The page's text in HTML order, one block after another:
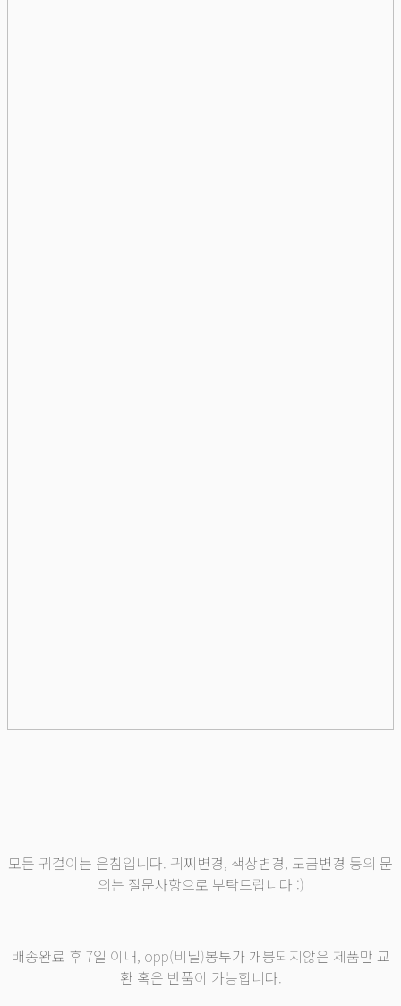
모든 귀걸이는 은침입니다. 귀찌변경, 색상변경, 도금변경 등의 문
의는 질문사항으로 부탁드립니다 :)
배송완료 후 7일 이내, opp(비닐)봉투가 개봉되지않은 제품만 교
환 혹은 반품이 가능합니다.